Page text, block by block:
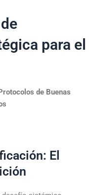
para el
de Buenas
El